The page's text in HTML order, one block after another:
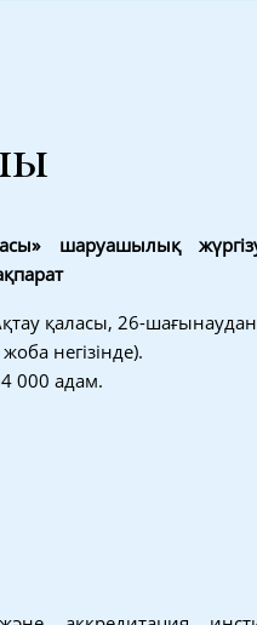
шаруашылық жүргізу
қаласы, 26-
негізінде).
000 адам.